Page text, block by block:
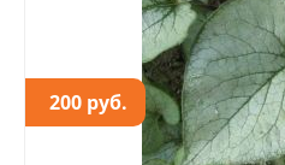
200 руб.